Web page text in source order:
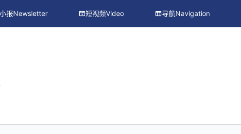
小报Newsletter 短视频Video 导航Navigation